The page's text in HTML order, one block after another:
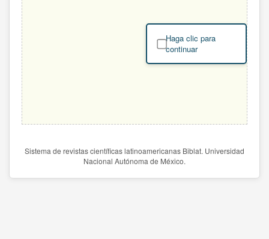
Haga clic para
continuar
Sistema de revistas científicas latinoamericanas Biblat. Universidad
Nacional Autónoma de México.